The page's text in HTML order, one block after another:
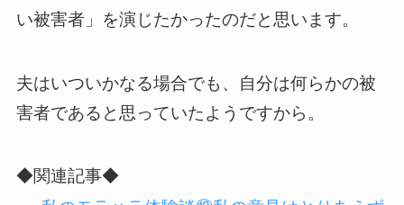
い被害者」を演じたかったのだと思います。
夫はいついかなる場合でも、自分は何らかの被
害者であると思っていたようですから。
◆関連記事◆